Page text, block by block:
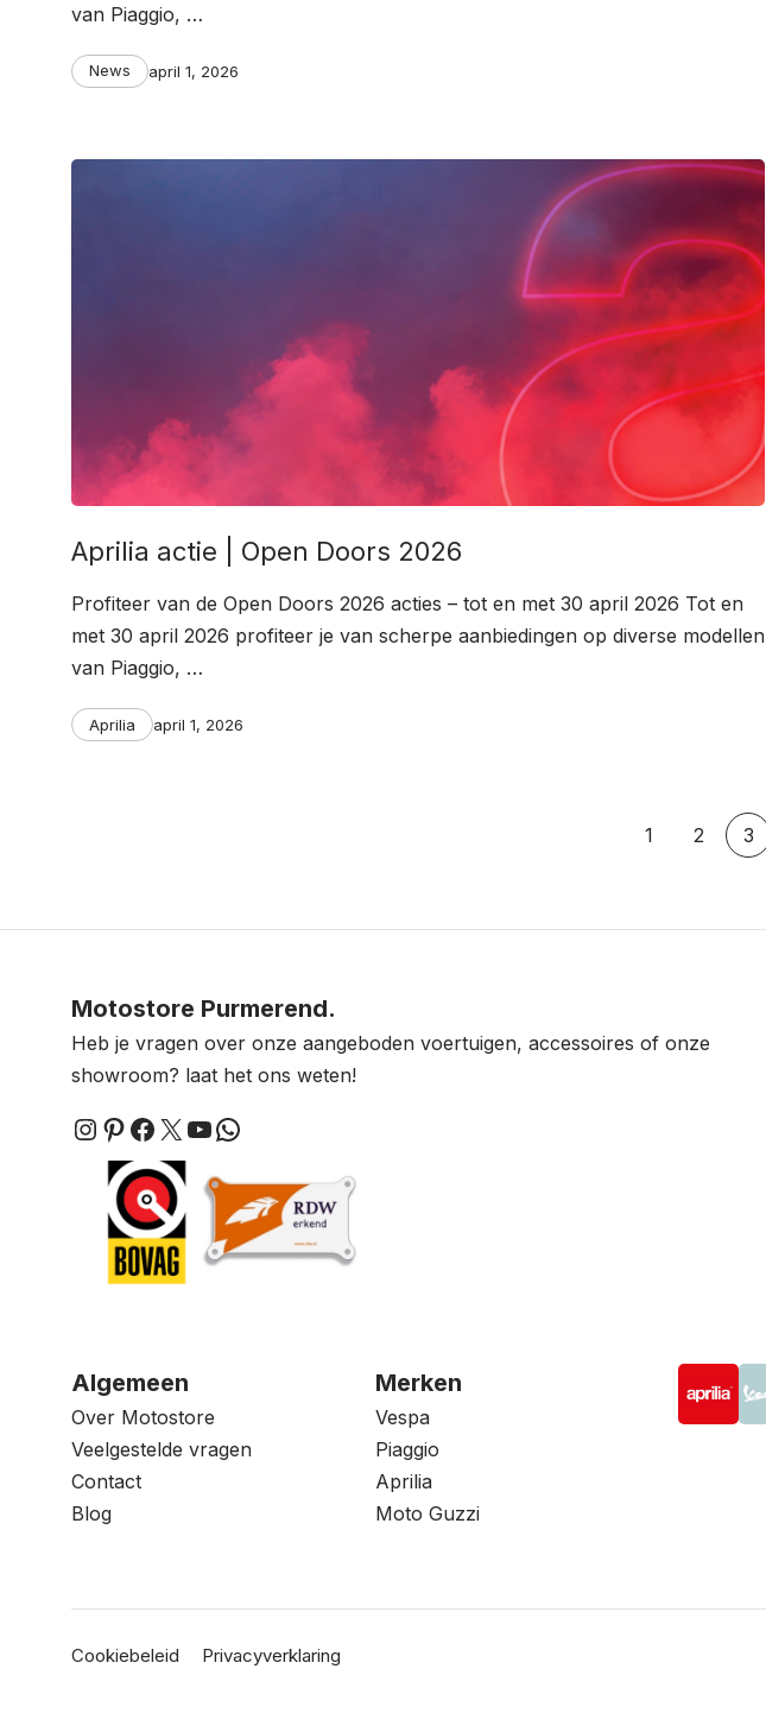
van Piaggio, …
Categories
News
Post
april 1, 2026
Aprilia actie | Open Doors 2026
Profiteer van de Open Doors 2026 acties – tot en met 30 april 2026 Tot en
met 30 april 2026 profiteer je van scherpe aanbiedingen op diverse modellen
van Piaggio, …
Categories
Aprilia
Post
april 1, 2026
1 2 3
Motostore Purmerend.
Heb je vragen over onze aangeboden voertuigen, accessoires of onze
showroom? laat het ons weten!
Instagram
Pinterest
Facebook
X YouTube
WhatsApp
Algemeen
Over Motostore
Veelgestelde vragen
Contact
Blog
Merken
Vespa
Piaggio
Aprilia
Moto Guzzi
Cookiebeleid Privacyverklaring